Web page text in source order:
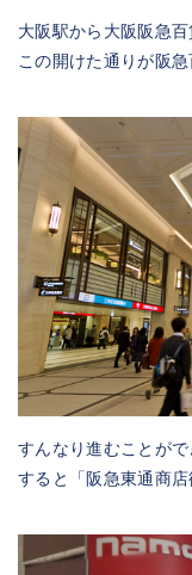
大阪駅から大阪阪急
この開けた通りが阪
すんなり進むことがで
すると「阪急東通商